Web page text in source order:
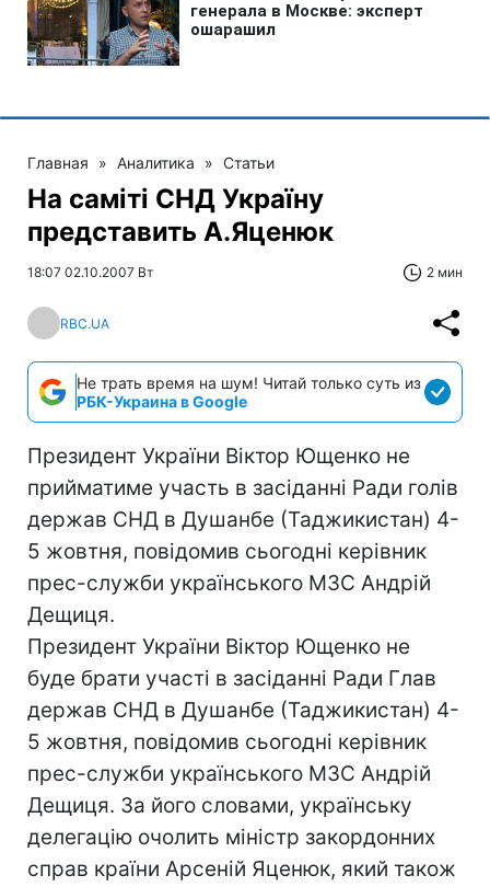
Главная » Аналитика » Статьи
На саміті СНД Україну
представить А.Яценюк
18:07 02.10.2007 Вт 2 мин
RBC.UA
Не трать время на шум! Читай только суть из
РБК-Украина в Google
Президент України Віктор Ющенко не
прийматиме участь в засіданні Ради голів
держав СНД в Душанбе (Таджикистан) 4-
5 жовтня, повідомив сьогодні керівник
прес-служби українського МЗС Андрій
Дещиця.
Президент України Віктор Ющенко не
буде брати участі в засіданні Ради Глав
держав СНД в Душанбе (Таджикистан) 4-
5 жовтня, повідомив сьогодні керівник
прес-служби українського МЗС Андрій
Дещиця. За його словами, українську
делегацію очолить міністр закордонних
справ країни Арсеній Яценюк, який також